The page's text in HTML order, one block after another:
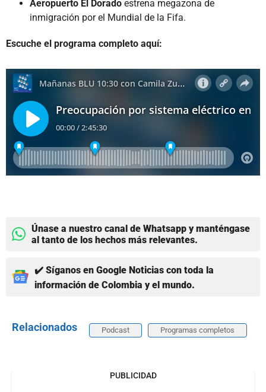
Aeropuerto El Dorado estrena megazona de
inmigración por el Mundial de la Fifa.
Escuche el programa completo aquí:
Únase a nuestro canal de Whatsapp y manténgase
al tanto de los hechos más relevantes.
✔️ Síganos en Google Noticias con toda la
información de Colombia y el mundo.
Relacionados Podcast Programas completos
PUBLICIDAD